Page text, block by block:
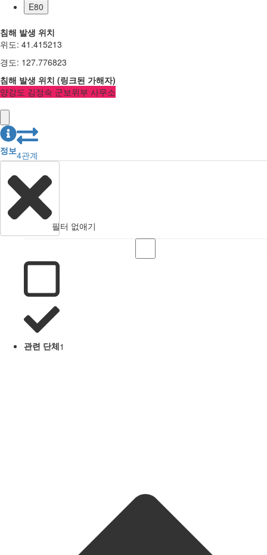
E80
침해 발생 위치
위도: 41.415213
경도: 127.776823
침해 발생 위치 (링크된 가해자)
양강도 김정숙 군보위부 사무소
정보4관계
필터 없애기
관련 단체1